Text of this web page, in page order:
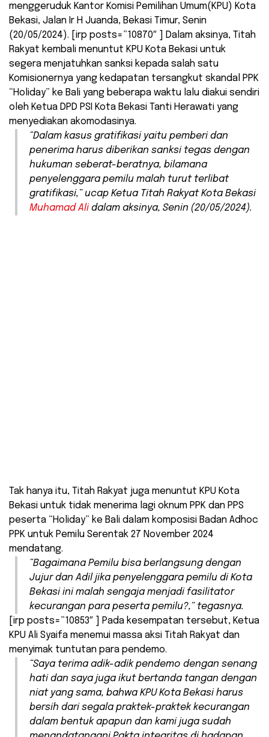
menggeruduk Kantor Komisi Pemilihan Umum(KPU) Kota
Bekasi, Jalan Ir H Juanda, Bekasi Timur, Senin
(20/05/2024). [irp posts=”10870″ ] Dalam aksinya, Titah
Rakyat kembali menuntut KPU Kota Bekasi untuk
segera menjatuhkan sanksi kepada salah satu
Komisionernya yang kedapatan tersangkut skandal PPK
“Holiday” ke Bali yang beberapa waktu lalu diakui sendiri
oleh Ketua DPD PSI Kota Bekasi Tanti Herawati yang
menyediakan akomodasinya.
“Dalam kasus gratifikasi yaitu pemberi dan
penerima harus diberikan sanksi tegas dengan
hukuman seberat-beratnya, bilamana
penyelenggara pemilu malah turut terlibat
gratifikasi,” ucap Ketua Titah Rakyat Kota Bekasi
Muhamad Ali dalam aksinya, Senin (20/05/2024).
Tak hanya itu, Titah Rakyat juga menuntut KPU Kota
Bekasi untuk tidak menerima lagi oknum PPK dan PPS
peserta “Holiday” ke Bali dalam komposisi Badan Adhoc
PPK untuk Pemilu Serentak 27 November 2024
mendatang.
“Bagaimana Pemilu bisa berlangsung dengan
Jujur dan Adil jika penyelenggara pemilu di Kota
Bekasi ini malah sengaja menjadi fasilitator
kecurangan para peserta pemilu?,” tegasnya.
[irp posts=”10853″ ] Pada kesempatan tersebut, Ketua
KPU Ali Syaifa menemui massa aksi Titah Rakyat dan
menyimak tuntutan para pendemo.
“Saya terima adik-adik pendemo dengan senang
hati dan saya juga ikut bertanda tangan dengan
niat yang sama, bahwa KPU Kota Bekasi harus
bersih dari segala praktek-praktek kecurangan
dalam bentuk apapun dan kami juga sudah